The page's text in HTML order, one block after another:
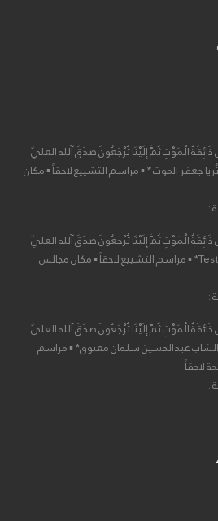
الْمَوْتِ ثُمَّ إِلَيْنَا تُرْجَعُونَ صدَقَ آلله العليٌ
جعفر الموت * ▪ مراسم التشييع لاحقاً ▪ مكان
الْمَوْتِ ثُمَّ إِلَيْنَا تُرْجَعُونَ صدَقَ آلله العليٌ
آلعظيْم *🔴 في ذمة الله وعفوه Test* ▪ مراسم التشييع لاحقاً ▪ مكان مجالس
الْمَوْتِ ثُمَّ إِلَيْنَا تُرْجَعُونَ صدَقَ آلله العليٌ
عبدالحسين سلمان معتوق* ▪ مراسم
لاحقاً